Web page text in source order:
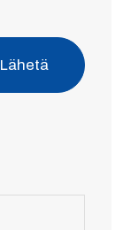
Lähetä